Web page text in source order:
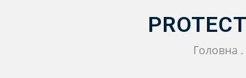
Головна .